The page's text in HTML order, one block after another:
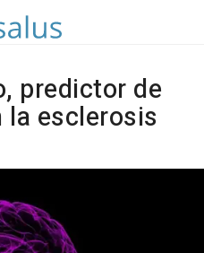
predictor de
la esclerosis